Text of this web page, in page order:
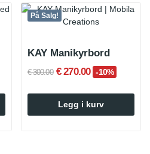
På Salg!
KAY Manikyrbord
€ 300.00 € 270.00 -10%
Legg i kurv